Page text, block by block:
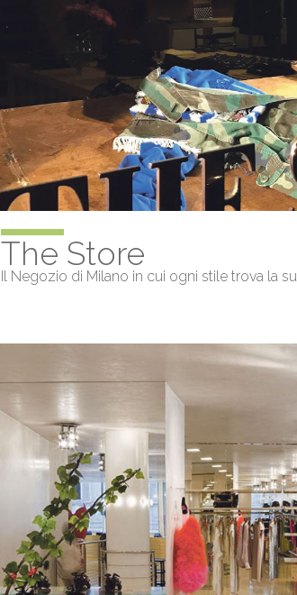
The Store
Il Negozio di Milano in cui ogni stile trova la